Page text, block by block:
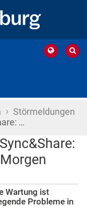
› Störmeldungen
…
Wartung ist
Probleme in